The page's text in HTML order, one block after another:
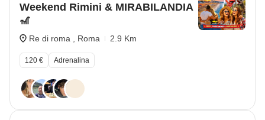
Weekend Rimini & MIRABILANDIA
🎢
Re di roma , Roma 2.9 Km
120 € Adrenalina